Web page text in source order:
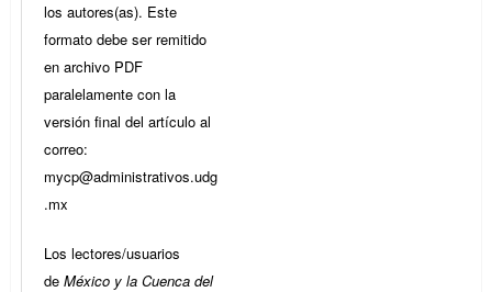
los autores(as). Este
formato debe ser remitido
en archivo PDF
paralelamente con la
versión final del artículo al
correo:
mycp@administrativos.udg
.mx
Los lectores/usuarios
de México y la Cuenca del